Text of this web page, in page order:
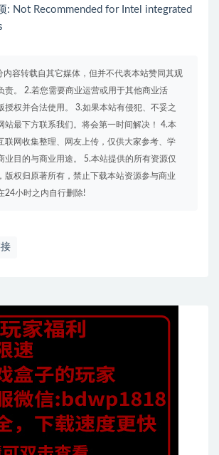
: Not Recommended for Intel integrated
内容转载自其它媒体，但并不代表本站赞同其观
责。 2.若您需要商业运营或用于其他商业活
授权并合法使用。 3.如果本站有侵犯、不妥之
站最下方联系我们。将会第一时间解决！ 4.本
联网收集整理、网友上传，仅供大家参考、学
业目的与商业用途。 5.本站提供的所有资源仅
版权归原著所有，禁止下载本站资源参与商业
24小时之内自行删除!